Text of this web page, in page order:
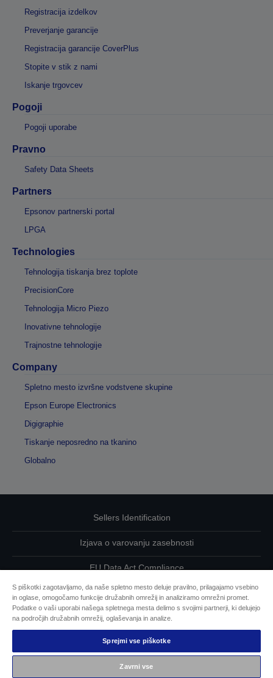
Registracija izdelkov
Preverjanje garancije
Registracija garancije CoverPlus
Stopite v stik z nami
Iskanje trgovcev
Pogoji
Pogoji uporabe
Pravno
Safety Data Sheets
Partners
Epsonov partnerski portal
LPGA
Technologies
Tehnologija tiskanja brez toplote
PrecisionCore
Tehnologija Micro Piezo
Inovativne tehnologije
Trajnostne tehnologije
Company
Spletno mesto izvršne vodstvene skupine
Epson Europe Electronics
Digigraphie
Tiskanje neposredno na tkanino
Globalno
Sellers Identification
Izjava o varovanju zasebnosti
EU Data Act Compliance
Kontaktirajte nas glede svojih podatkov
Informacije o piškotkih
Epsonova zavezanost dostopnosti
S piškotki zagotavljamo, da naše spletno mesto deluje pravilno, prilagajamo vsebino
in oglase, omogočamo funkcije družabnih omrežij in analiziramo omrežni promet.
Podatke o vaši uporabi našega spletnega mesta delimo s svojimi partnerji, ki delujejo
na področjih družabnih omrežij, oglaševanja in analize.
Sprejmi vse piškotke
Zavrni vse